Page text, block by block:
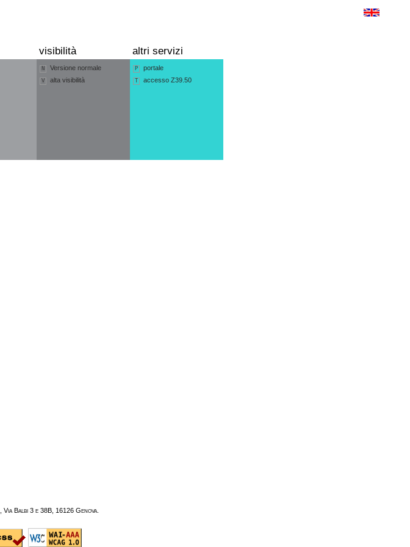
visibilità altri servizi
N Versione normale
V alta visibilità
P portale
T accesso Z39.50
, Via Balbi 3 e 38B, 16126 Genova.